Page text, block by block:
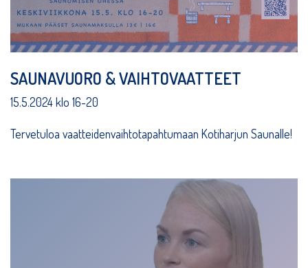
SAUNAVUORO & VAIHTOVAATTEET
15.5.2024 klo 16-20
Tervetuloa vaatteidenvaihtotapahtumaan Kotiharjun Saunalle!